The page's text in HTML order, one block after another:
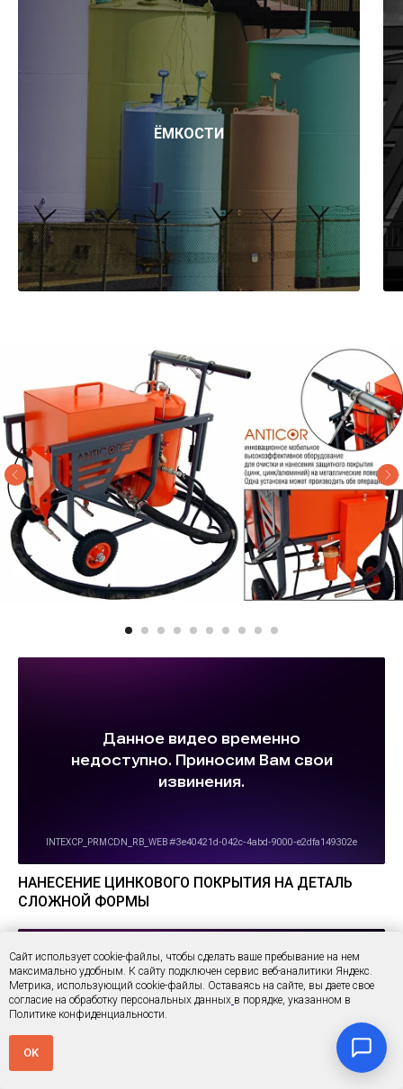
ЁМКОСТИ
НАНЕСЕНИЕ ЦИНКОВОГО ПОКРЫТИЯ НА ДЕТАЛЬ
СЛОЖНОЙ ФОРМЫ
Сайт использует cookie-файлы, чтобы сделать ваше пребывание на нем
максимально удобным. К cайту подключен сервис веб-аналитики Яндекс.
Метрика, использующий cookie-файлы. Оставаясь на сайте, вы даете свое
согласие на обработку персональных данных в порядке, указанном в
Политике конфиденциальности.
OK